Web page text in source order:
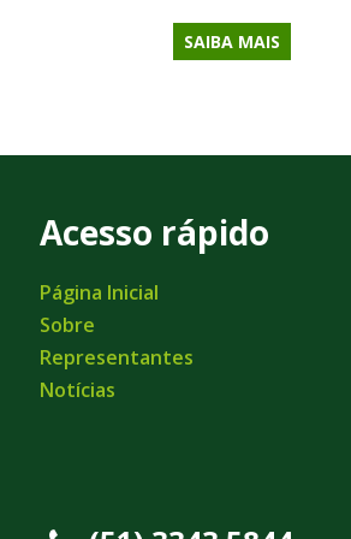
SAIBA MAIS
Acesso rápido
Página Inicial
Sobre
Representantes
Notícias